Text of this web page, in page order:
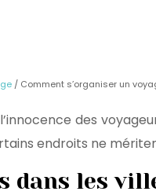
/ Comment s’organiser un
l’innocence des
endroits ne
dans les